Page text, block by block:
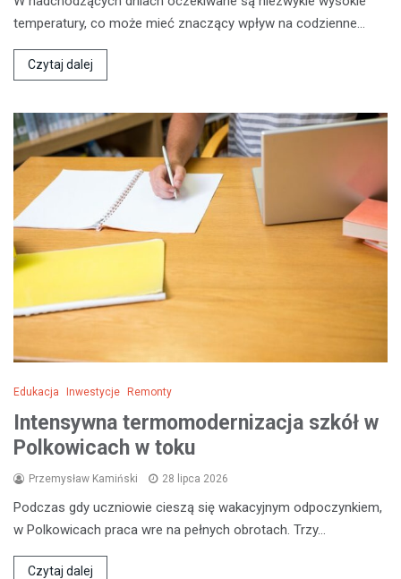
temperatury, co może mieć znaczący wpływ na codzienne…
Czytaj dalej
Edukacja Inwestycje Remonty
Intensywna termomodernizacja szkół w
Polkowicach w toku
Przemysław Kamiński 28 lipca 2026
Podczas gdy uczniowie cieszą się wakacyjnym odpoczynkiem,
w Polkowicach praca wre na pełnych obrotach. Trzy…
Czytaj dalej